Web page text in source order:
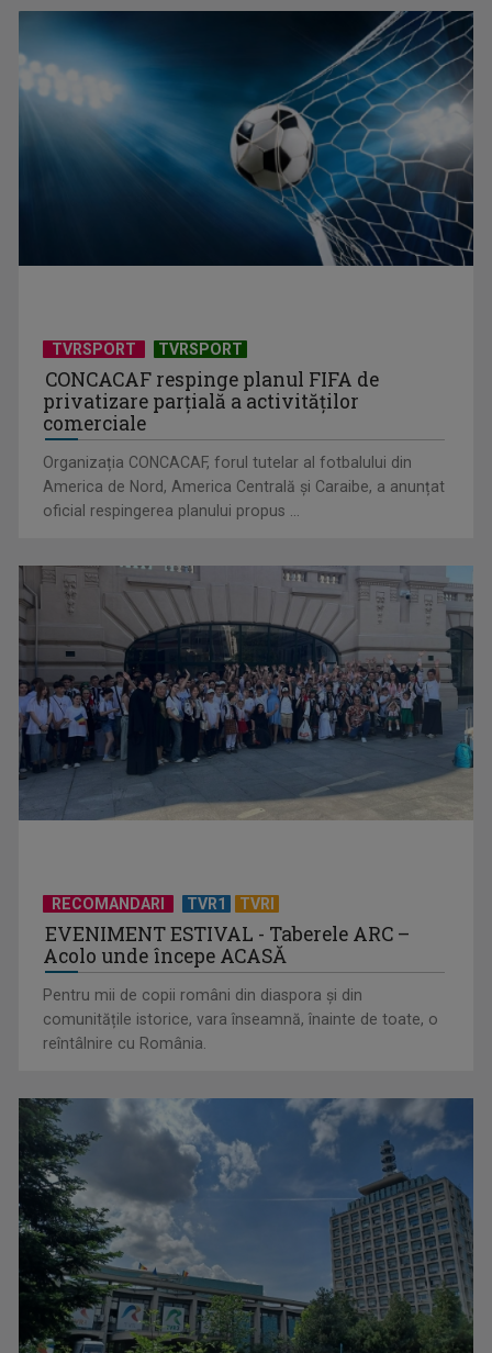
Întâlnire cu jazz-ul autohton, la TVR Cultural: „Contemporan
TVRSPORT TVRSPORT
CONCACAF respinge planul FIFA de
privatizare parțială a activităților
comerciale
Organizația CONCACAF, forul tutelar al fotbalului din
America de Nord, America Centrală și Caraibe, a anunțat
oficial respingerea planului propus ...
RECOMANDARI TVR1 TVRI
EVENIMENT ESTIVAL - Taberele ARC –
Acolo unde începe ACASĂ
Pentru mii de copii români din diaspora și din
comunitățile istorice, vara înseamnă, înainte de toate, o
reîntâlnire cu România.